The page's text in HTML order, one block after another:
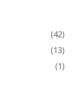
(42)
(13)
(1)